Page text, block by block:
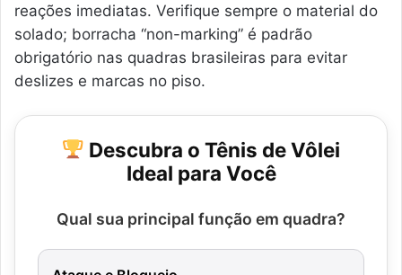
reações imediatas. Verifique sempre o material do
solado; borracha “non-marking” é padrão
obrigatório nas quadras brasileiras para evitar
deslizes e marcas no piso.
Descubra o Tênis de Vôlei
Ideal para Você
Qual sua principal função em quadra?